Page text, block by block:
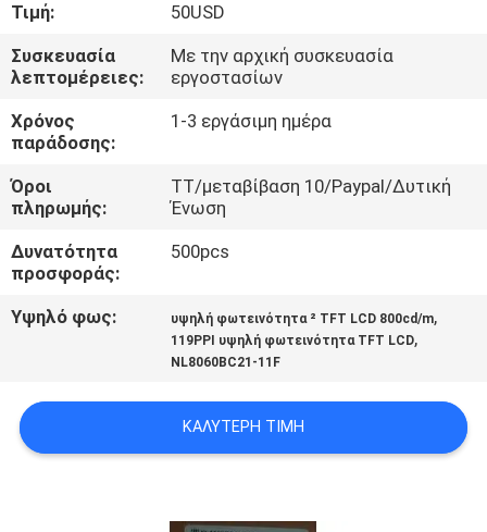
ΕΛΆΤΕ
ΣΕ
ΕΠΑΦΉ
ΜΕ
ΕΙΔΉΣΕΙΣ
ΠΕΡΙΠΤΏΣΕΙΣ
PRIVACY
POLICY
Τιμή:
50USD
Συσκευασία
λεπτομέρειες:
Με την αρχική συσκευασία
εργοστασίων
Χρόνος
παράδοσης:
1-3 εργάσιμη ημέρα
Όροι
πληρωμής:
TT/μεταβίβαση 10/Paypal/Δυτική
Ένωση
Δυνατότητα
προσφοράς:
500pcs
Υψηλό φως: υψηλή φωτεινότητα ² TFT LCD 800cd/m,
119PPI υψηλή φωτεινότητα TFT LCD,
NL8060BC21-11F
ΚΑΛΎΤΕΡΗ ΤΙΜΉ